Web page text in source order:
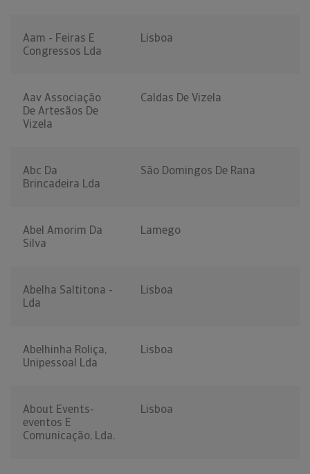
Aam - Feiras E
Congressos Lda
Lisboa
Aav Associação
De Artesãos De
Vizela
Caldas De Vizela
Abc Da
Brincadeira Lda
São Domingos De Rana
Abel Amorim Da
Silva
Lamego
Abelha Saltitona -
Lda
Lisboa
Abelhinha Roliça,
Unipessoal Lda
Lisboa
About Events-
eventos E
Comunicação, Lda.
Lisboa